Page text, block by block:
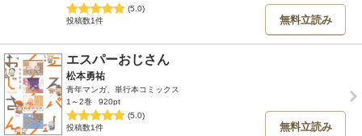
(5.0)
投稿数1件
無料立読み
エスパーおじさん
松本勇祐
青年マンガ、単行本コミックス
1～2巻
920pt
(5.0)
投稿数1件
無料立読み